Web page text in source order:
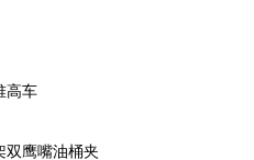
高车
双鹰嘴油桶夹